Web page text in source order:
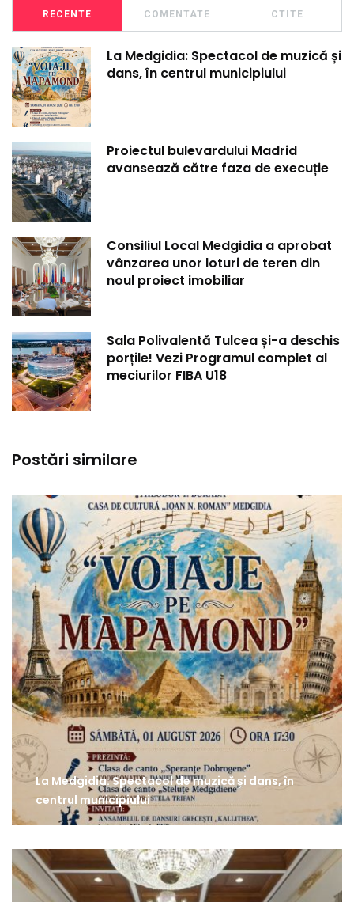
RECENTE COMENTATE CTITE
La Medgidia: Spectacol de muzică și
dans, în centrul municipiului
Proiectul bulevardului Madrid
avansează către faza de execuție
Consiliul Local Medgidia a aprobat
vânzarea unor loturi de teren din
noul proiect imobiliar
Sala Polivalentă Tulcea și-a deschis
porțile! Vezi Programul complet al
meciurilor FIBA U18
Postări similare
La Medgidia: Spectacol de muzică și dans, în
centrul municipiului